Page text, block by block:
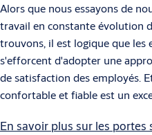
Alors que nous essayons de
travail en constante évolution
trouvons, il est logique que les
s'efforcent d'adopter une
de satisfaction des employés.
confortable et fiable est un
En savoir plus sur les